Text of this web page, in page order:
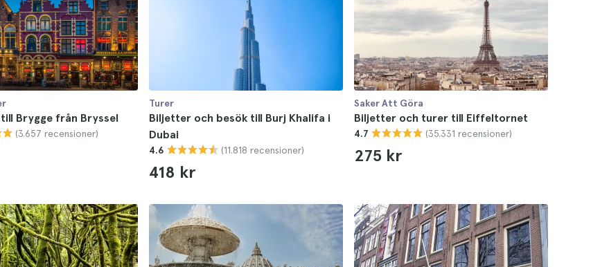
Brygge från Bryssel
(3.657 recensioner)
Turer
Biljetter och besök till Burj Khalifa i
Dubai
4.6 (11.818 recensioner)
418 kr
Saker Att Göra
Biljetter och turer till Eiffeltornet
4.7 (35.331 recensioner)
275 kr